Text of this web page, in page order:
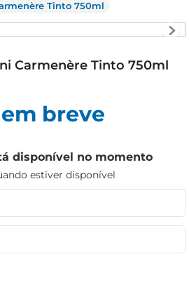
Tinto 750ml
Carmenère Tinto 750ml
breve
disponível no momento
estiver disponível